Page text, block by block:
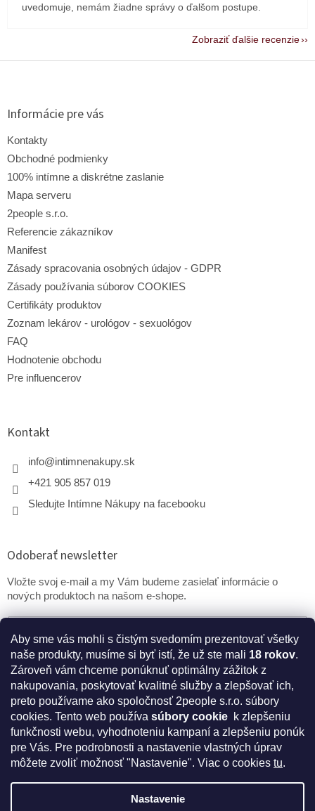
Aby sme vás mohli s čistým svedomím prezentovať všetky
naše produkty, musíme si byť istí, že už ste mali 18 rokov.
Zároveň vám chceme ponúknuť optimálny zážitok z
nakupovania, poskytovať kvalitné služby a zlepšovať ich,
preto používame ako spoločnosť 2people s.r.o. súbory
cookies. Tento web používa súbory cookie k zlepšeniu
funkčnosti webu, vyhodnoteniu kampaní a zlepšeniu ponúk
pre Vás. Pre podrobnosti a nastavenie vlastných úprav
môžete zvoliť možnosť "Nastavenie". Viac o cookies tu.
Nastavenie
uvedomuje, nemám žiadne správy o ďalšom postupe.
Zobraziť ďalšie recenzie
Z
Informácie pre vás
Kontakty
Obchodné podmienky
100% intímne a diskrétne zaslanie
Mapa serveru
2people s.r.o.
Referencie zákazníkov
Manifest
Zásady spracovania osobných údajov - GDPR
Zásady používania súborov COOKIES
Certifikáty produktov
Zoznam lekárov - urológov - sexuológov
FAQ
Hodnotenie obchodu
Pre influencerov
Kontakt
info@intimnenakupy.sk
+421 905 857 019
Sledujte Intímne Nákupy na facebooku
Odoberať newsletter
Vložte svoj e-mail a my Vám budeme zasielať informácie o
nových produktoch na našom e-shope.
PRIHLÁSIŤ SA
* Disclaimer: Bezpečnostné prehlásenie k výživovým
doplnkom a kozmetike
Vytvoril Shoptet